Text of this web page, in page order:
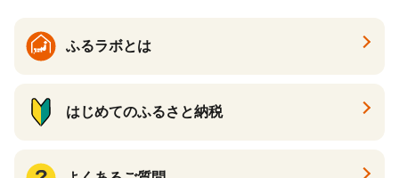
ふるラボとは
はじめてのふるさと納税